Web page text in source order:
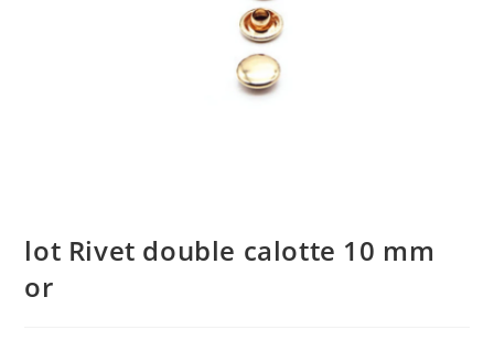
lot Rivet double calotte 10 mm
or